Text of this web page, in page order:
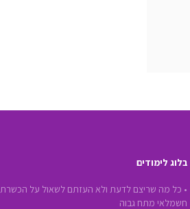
בלוג לימודים
• כל מה שריצם לדעת ולא העזתם לשאול על הכשרת
חשמלאי מתח גבוה